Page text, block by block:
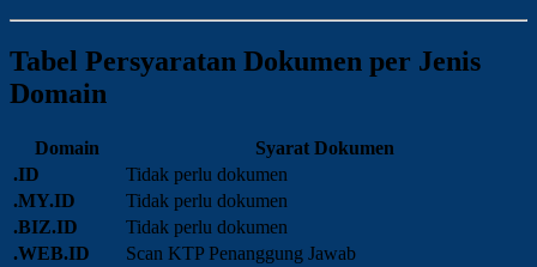
Tabel Persyaratan Dokumen per Jenis
Domain
Domain
Syarat Dokumen
.ID
Tidak perlu dokumen
.MY.ID
Tidak perlu dokumen
.BIZ.ID
Tidak perlu dokumen
.WEB.ID
Scan KTP Penanggung Jawab